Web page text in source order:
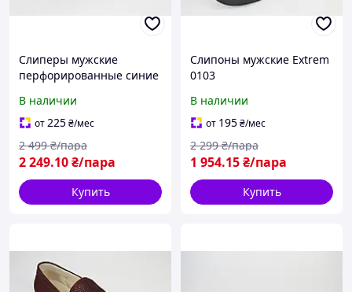
Слиперы мужские
перфорированные синие
В наличии
от225₴/мес
2 249.10₴/пара
2 499 ₴/пара
Купить
Слипоны мужские Extrem
0103
В наличии
от 195₴/мес
1 954.15₴/пара
2 299 ₴/пара
Купить